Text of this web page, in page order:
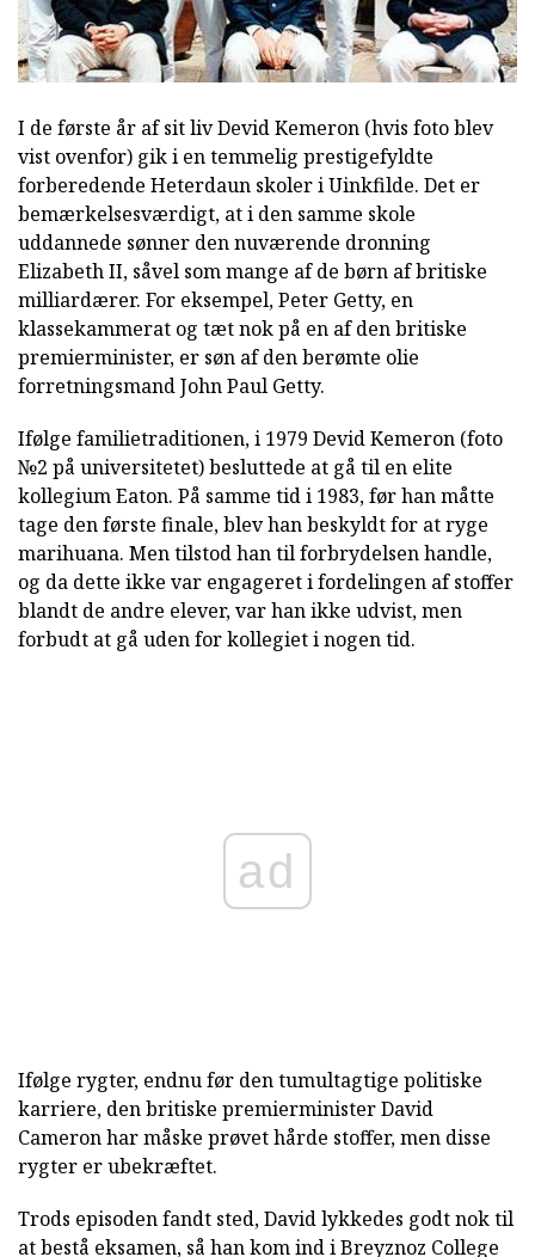
I de første år af sit liv Devid Kemeron (hvis foto blev
vist ovenfor) gik i en temmelig prestigefyldte
forberedende Heterdaun skoler i Uinkfilde. Det er
bemærkelsesværdigt, at i den samme skole
uddannede sønner den nuværende dronning
Elizabeth II, såvel som mange af de børn af britiske
milliardærer. For eksempel, Peter Getty, en
klassekammerat og tæt nok på en af den britiske
premierminister, er søn af den berømte olie
forretningsmand John Paul Getty.
Ifølge familietraditionen, i 1979 Devid Kemeron (foto
№2 på universitetet) besluttede at gå til en elite
kollegium Eaton. På samme tid i 1983, før han måtte
tage den første finale, blev han beskyldt for at ryge
marihuana. Men tilstod han til forbrydelsen handle,
og da dette ikke var engageret i fordelingen af stoffer
blandt de andre elever, var han ikke udvist, men
forbudt at gå uden for kollegiet i nogen tid.
ad
Ifølge rygter, endnu før den tumultagtige politiske
karriere, den britiske premierminister David
Cameron har måske prøvet hårde stoffer, men disse
rygter er ubekræftet.
Trods episoden fandt sted, David lykkedes godt nok til
at bestå eksamen, så han kom ind i Breyznoz College